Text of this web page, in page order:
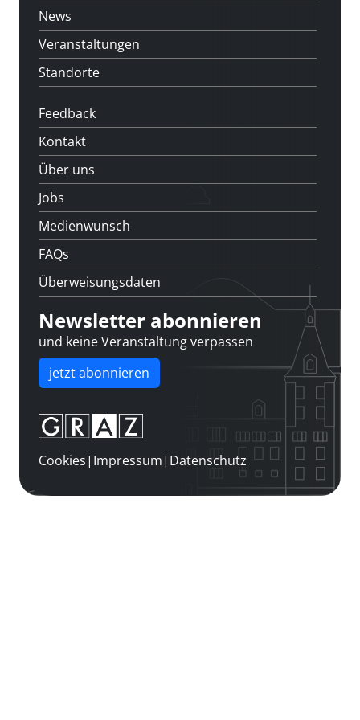
News
Veranstaltungen
Standorte
Feedback
Kontakt
Über uns
Jobs
Medienwunsch
FAQs
Überweisungsdaten
Newsletter abonnieren
und keine Veranstaltung verpassen
jetzt abonnieren
Cookies| Impressum| Datenschutz